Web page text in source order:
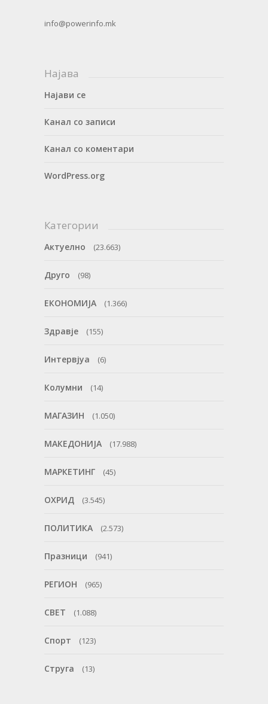
info@powerinfo.mk
Најава
Најави се
Канал со записи
Канал со коментари
WordPress.org
Категории
Актуелно (23.663)
Друго (98)
ЕКОНОМИЈА (1.366)
Здравје (155)
Интервјуа (6)
Колумни (14)
МАГАЗИН (1.050)
МАКЕДОНИЈА (17.988)
МАРКЕТИНГ (45)
ОХРИД (3.545)
ПОЛИТИКА (2.573)
Празници (941)
РЕГИОН (965)
СВЕТ (1.088)
Спорт (123)
Струга (13)